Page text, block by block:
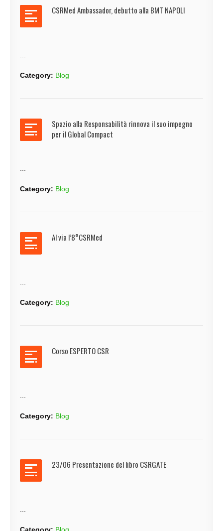
CSRMed Ambassador, debutto alla BMT NAPOLI
Category: Blog
Spazio alla Responsabilità rinnova il suo impegno
per il Global Compact
Category: Blog
Al via l’8°CSRMed
Category: Blog
Corso ESPERTO CSR
Category: Blog
23/06 Presentazione del libro CSRGATE
Category: Blog